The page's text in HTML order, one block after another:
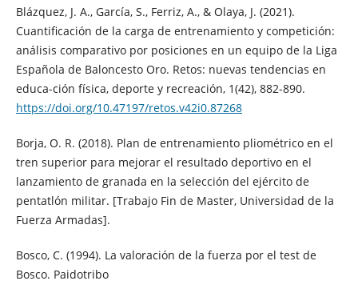
Blázquez, J. A., García, S., Ferriz, A., & Olaya, J. (2021).
Cuantificación de la carga de entrenamiento y competición:
análisis comparativo por posiciones en un equipo de la Liga
Española de Baloncesto Oro. Retos: nuevas tendencias en
educa-ción física, deporte y recreación, 1(42), 882-890.
https://doi.org/10.47197/retos.v42i0.87268
Borja, O. R. (2018). Plan de entrenamiento pliométrico en el
tren superior para mejorar el resultado deportivo en el
lanzamiento de granada en la selección del ejército de
pentatlón militar. [Trabajo Fin de Master, Universidad de la
Fuerza Armadas].
Bosco, C. (1994). La valoración de la fuerza por el test de
Bosco. Paidotribo